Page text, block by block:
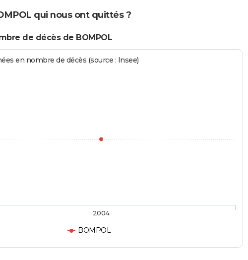
qui nous ont quittés ?
de décès de BOMPOL
en nombre de décès (source : Insee)
BOMPOL
2004